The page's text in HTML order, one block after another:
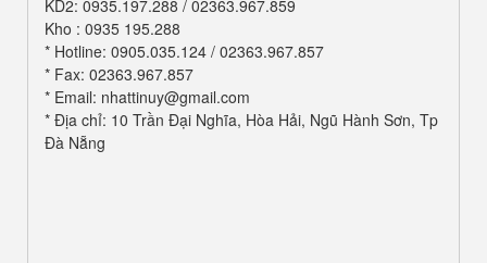
KD2: 0935.197.288 / 02363.967.859
Kho : 0935 195.288
* Hotline: 0905.035.124 / 02363.967.857
* Fax: 02363.967.857
* Email: nhattinuy@gmail.com
* Địa chỉ: 10 Trần Đại Nghĩa, Hòa Hải, Ngũ Hành Sơn, Tp
Đà Nẵng